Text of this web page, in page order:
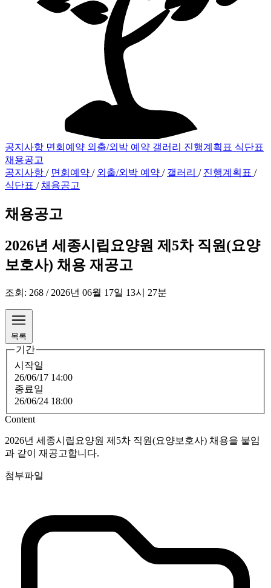
공지사항 면회예약 외출/외박 예약 갤러리 진행계획표 식단표
채용공고
공지사항 / 면회예약 / 외출/외박 예약 / 갤러리 / 진행계획표 /
식단표 / 채용공고
채용공고
2026년 세종시립요양원 제5차 직원(요양
보호사) 채용 재공고
조회: 268 / 2026년 06월 17일 13시 27분
목록
기간
시작일
26/06/17 14:00
종료일
26/06/24 18:00
Content
2026년 세종시립요양원 제5차 직원(요양보호사) 채용을 붙임
과 같이 재공고합니다.
첨부파일